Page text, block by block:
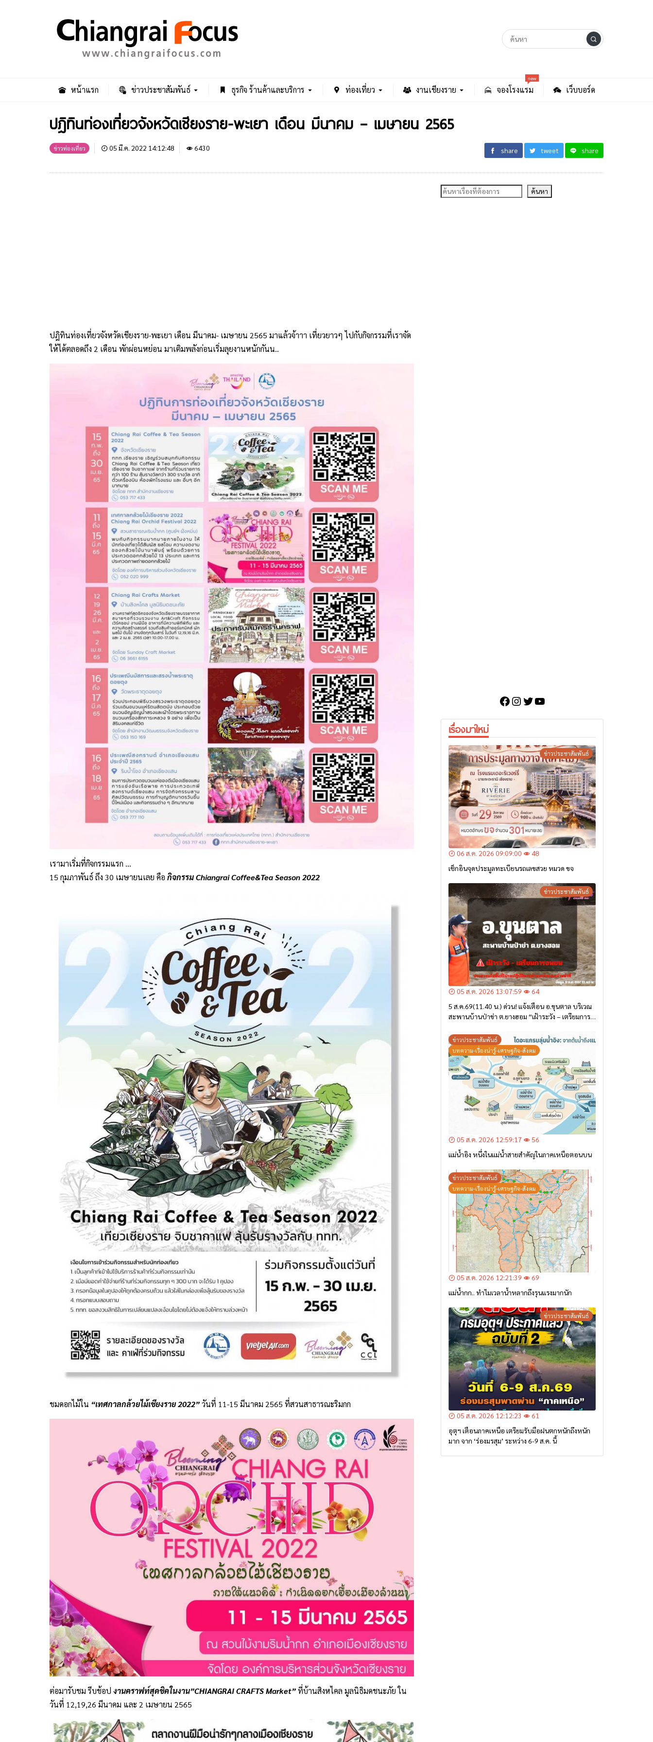
หน้าแรก ข่าวประชาสัมพันธ์ ธุรกิจ ร้านค้าและบริการ ท่องเที่ยว งานเชียงราย จองโรงแรม
new
เว็บบอร์ด
ปฎิทินท่องเที่ยวจังหวัดเชียงราย-พะเยา เดือน มีนาคม – เมษายน 2565
ข่าวท่องเที่ยว 05 มี.ค. 2022 14:12:48 6430 share tweet share
ปฎิทินท่องเที่ยวจังหวัดเชียงราย-พะเยา เดือน มีนาคม- เมษายน 2565 มาแล้วจ้าาา เที่ยวยาวๆ ไปกับกิจกรรมที่เราจัด
ให้ได้ตลอดถึง 2 เดือน พักผ่อนหย่อน มาเติมพลังก่อนเริ่มลุยงานหนักกันน..
เรามาเริ่มที่กิจกรรมแรก …
15 กุมภาพันธ์ ถึง 30 เมษายนเลย คือ กิจกรรม Chiangrai Coffee&Tea Season 2022
ชมดอกไม้ใน “เทศกาลกล้วยไม้เชียงราย 2022”วันที่ 11-15 มีนาคม 2565 ที่สวนสาธารณะริมกก
ต่อมารับชม รีบช้อป งานคราฟท์สุดชิคในงาน”CHIANGRAI CRAFTS Market”ที่บ้านสิงหไคล มูลนิธิมดชนะภัย ใน
วันที่ 12,19,26 มีนาคม และ 2 เมษายน 2565
ค้นหา ค้นหา
Facebook
Instagram
Twitter
YouTube
เรื่องมาใหม่
ข่าวประชาสัมพันธ์
06 ส.ค. 2026 09:09:00
48
เช็กอินจุดประมูลทะเบียนรถเลขสวย หมวด ขจ
ข่าวประชาสัมพันธ์
05 ส.ค. 2026 13:07:59
64
5 ส.ค.69(11.40 น.) ด่วน! แจ้งเตือน อ.ขุนตาล บริเวณ
สะพานบ้านป่าข่า ต.ยางฮอม “เฝ้าระวัง – เตรียมการ
ข่าวประชาสัมพันธ์
บทความ-เรื่องน่ารู้-เศรษฐกิจ-สังคม
05 ส.ค. 2026 12:59:17
56
แม่น้ำอิง หนึ่งในแม่น้ำสายสำคัญในภาคเหนือตอนบน
ข่าวประชาสัมพันธ์
บทความ-เรื่องน่ารู้-เศรษฐกิจ-สังคม
05 ส.ค. 2026 12:21:39
69
แม่น้ำกก.. ทำไมเวลาน้ำหลากถึงรุนแรงมากนัก
ข่าวประชาสัมพันธ์
05 ส.ค. 2026 12:12:23
61
อุตุฯ เตือนภาคเหนือ เตรียมรับมือฝนตกหนักถึงหนัก
มาก จาก ‘ร่องมรสุม’ ระหว่าง 6-9 ส.ค. นี้